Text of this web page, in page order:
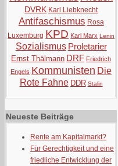
DVRK Karl Liebknecht
Antifaschismus Rosa
Luxemburg KPD Karl Marx Lenin
Sozialismus Proletarier
Ernst Thälmann DRF Friedrich
Engels Kommunisten Die
Rote Fahne DDR Stalin
Neueste Beiträge
Rente am Kapitalmarkt?
Für Gerechtigkeit und eine
friedliche Entwicklung der